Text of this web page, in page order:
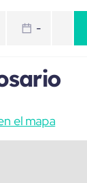
-
el mapa